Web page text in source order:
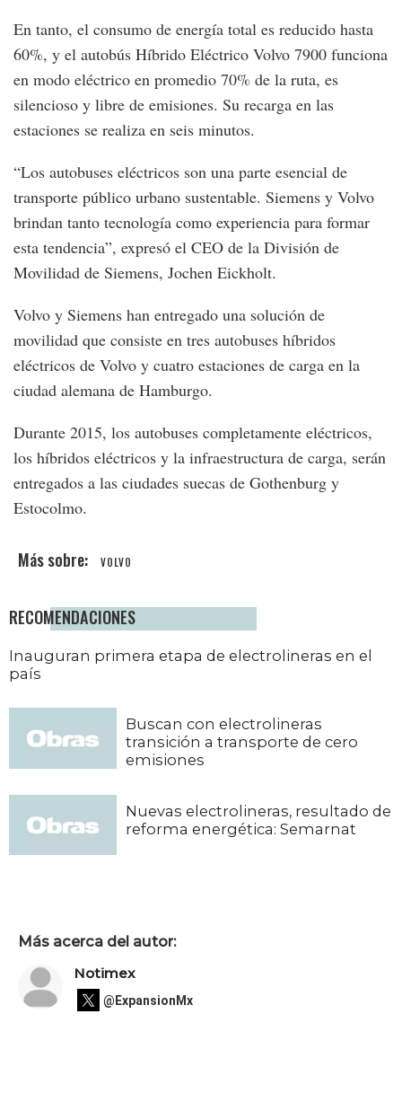
En tanto, el consumo de energía total es reducido hasta
60%, y el autobús Híbrido Eléctrico Volvo 7900 funciona
en modo eléctrico en promedio 70% de la ruta, es
silencioso y libre de emisiones. Su recarga en las
estaciones se realiza en seis minutos.
“Los autobuses eléctricos son una parte esencial de
transporte público urbano sustentable. Siemens y Volvo
brindan tanto tecnología como experiencia para formar
esta tendencia”, expresó el CEO de la División de
Movilidad de Siemens, Jochen Eickholt.
Volvo y Siemens han entregado una solución de
movilidad que consiste en tres autobuses híbridos
eléctricos de Volvo y cuatro estaciones de carga en la
ciudad alemana de Hamburgo.
Durante 2015, los autobuses completamente eléctricos,
los híbridos eléctricos y la infraestructura de carga, serán
entregados a las ciudades suecas de Gothenburg y
Estocolmo.
VOLVO
RECOMENDACIONES
Inauguran primera etapa de electrolineras en el
país
Buscan con electrolineras
transición a transporte de cero
emisiones
Nuevas electrolineras, resultado de
reforma energética: Semarnat
Más acerca del autor:
Notimex
@ExpansionMx